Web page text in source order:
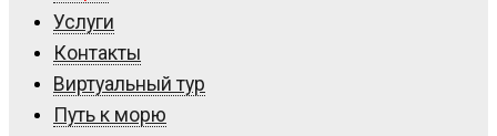
Услуги
Контакты
Виртуальный тур
Путь к морю